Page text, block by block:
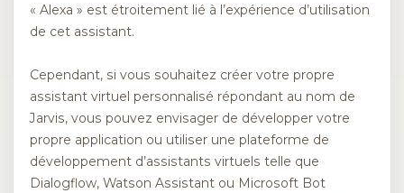
« Alexa » est étroitement lié à l’expérience d’utilisation
de cet assistant.
Cependant, si vous souhaitez créer votre propre
assistant virtuel personnalisé répondant au nom de
Jarvis, vous pouvez envisager de développer votre
propre application ou utiliser une plateforme de
développement d’assistants virtuels telle que
Dialogflow, Watson Assistant ou Microsoft Bot